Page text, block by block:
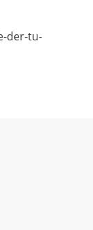
der-tu-